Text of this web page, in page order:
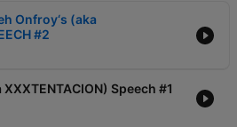
Onfroy‘s (aka
#2
Speech #1